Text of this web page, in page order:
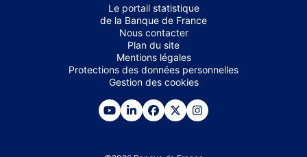
Le portail statistique
de la Banque de France
Nous contacter
Plan du site
Mentions légales
Protections des données personnelles
Gestion des cookies